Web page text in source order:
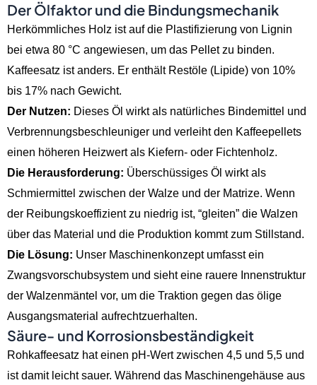
Der Ölfaktor und die Bindungsmechanik
Herkömmliches Holz ist auf die Plastifizierung von Lignin
bei etwa 80 °C angewiesen, um das Pellet zu binden.
Kaffeesatz ist anders. Er enthält Restöle (Lipide) von 10%
bis 17% nach Gewicht.
Der Nutzen: Dieses Öl wirkt als natürliches Bindemittel und
Verbrennungsbeschleuniger und verleiht den Kaffeepellets
einen höheren Heizwert als Kiefern- oder Fichtenholz.
Die Herausforderung: Überschüssiges Öl wirkt als
Schmiermittel zwischen der Walze und der Matrize. Wenn
der Reibungskoeffizient zu niedrig ist, “gleiten” die Walzen
über das Material und die Produktion kommt zum Stillstand.
Die Lösung: Unser Maschinenkonzept umfasst ein
Zwangsvorschubsystem und sieht eine rauere Innenstruktur
der Walzenmäntel vor, um die Traktion gegen das ölige
Ausgangsmaterial aufrechtzuerhalten.
Säure- und Korrosionsbeständigkeit
Rohkaffeesatz hat einen pH-Wert zwischen 4,5 und 5,5 und
ist damit leicht sauer. Während das Maschinengehäuse aus